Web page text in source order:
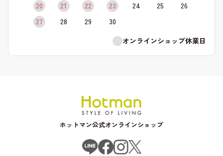
20
21 22 23 24 25
26
27
28 29
30
オンラインショップ休業日
ホットマン公式オンラインショップ